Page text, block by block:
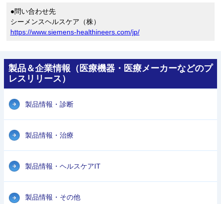
●問い合わせ先
シーメンスヘルスケア（株）
https://www.siemens-healthineers.com/jp/
製品＆企業情報（医療機器・医療メーカーなどのプ
レスリリース）
製品情報・診断
製品情報・治療
製品情報・ヘルスケアIT
製品情報・その他